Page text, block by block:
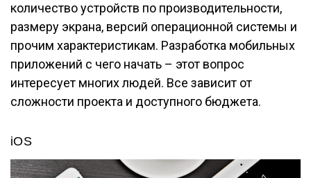
количество устройств по производительности,
размеру экрана, версий операционной системы и
прочим характеристикам. Разработка мобильных
приложений с чего начать – этот вопрос
интересует многих людей. Все зависит от
сложности проекта и доступного бюджета.
iOS